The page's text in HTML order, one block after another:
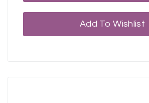
Add To Wishlist